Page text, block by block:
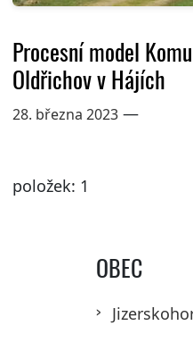
Procesní model
Oldřichov v Hájích
28. března 2023—
položek: 1
OBEC